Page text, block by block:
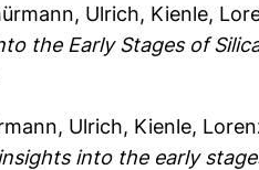
Ulrich, Kienle,
the Early Stages of
Ulrich, Kienle,
into the early